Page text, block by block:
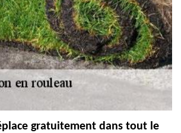
gratuitement dans tout le